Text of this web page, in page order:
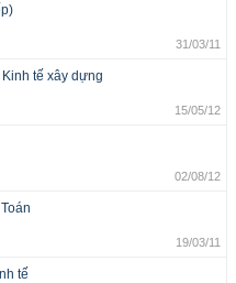
31/03/11
tế xây dựng
15/05/12
02/08/12
19/03/11
tế